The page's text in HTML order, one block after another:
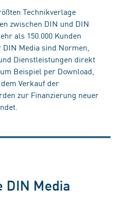
Technikverlage
zwischen DIN und DIN
als 150.000 Kunden
Media sind Normen,
Dienstleistungen direkt
Beispiel per Download,
Verkauf der
zur Finanzierung neuer
DIN Media